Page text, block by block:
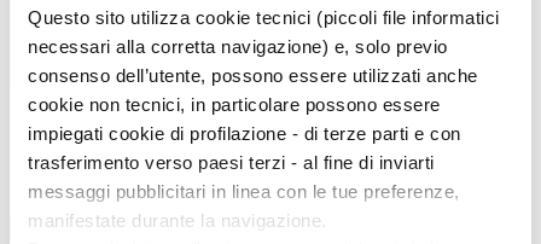
Questo sito utilizza cookie tecnici (piccoli file informatici
necessari alla corretta navigazione) e, solo previo
consenso dell’utente, possono essere utilizzati anche
cookie non tecnici, in particolare possono essere
impiegati cookie di profilazione - di terze parti e con
trasferimento verso paesi terzi - al fine di inviarti
messaggi pubblicitari in linea con le tue preferenze,
manifestate durante la navigazione.
Inizio evento:
Fine evento:
Parole chiave:
Ordinamento:
Cerca